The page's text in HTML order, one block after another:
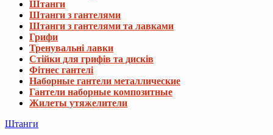
Штанги
Штанги з гантелями
Штанги з гантелями та лавками
Грифи
Тренувальні лавки
Стійки для грифів та дисків
Фітнес гантелі
Наборные гантели металлические
Гантели наборные композитные
Жилеты утяжелители
Штанги